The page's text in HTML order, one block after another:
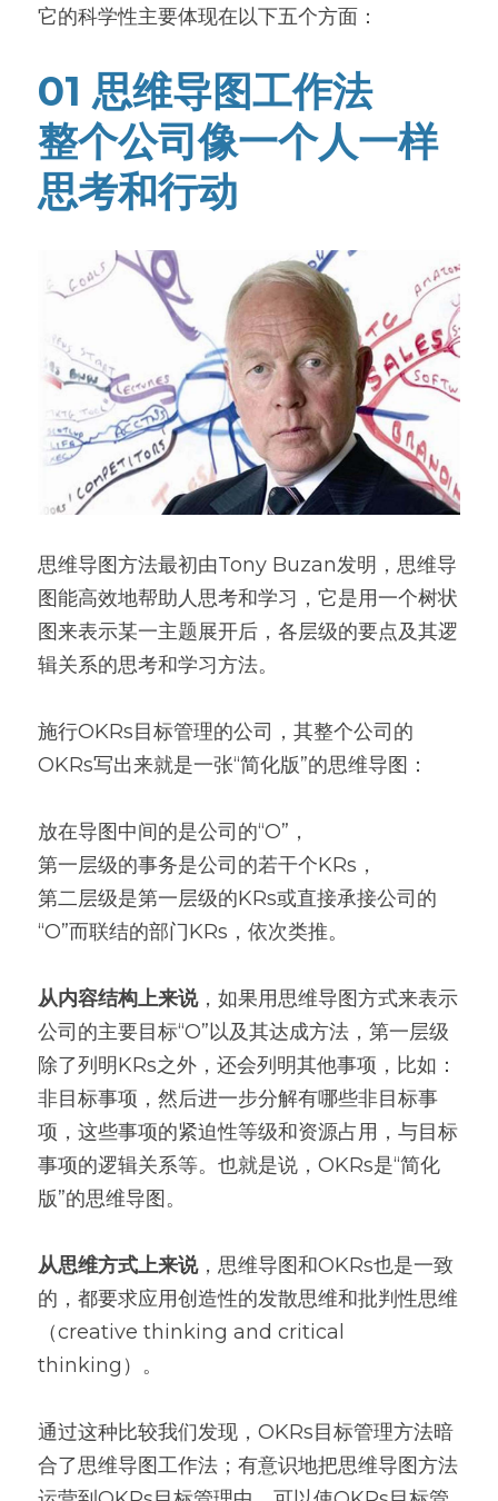
它的科学性主要体现在以下五个方面：
01 思维导图工作法
整个公司像一个人一样
思考和行动
思维导图方法最初由Tony Buzan发明，思维导
图能高效地帮助人思考和学习，它是用一个树状
图来表示某一主题展开后，各层级的要点及其逻
辑关系的思考和学习方法。
施行OKRs目标管理的公司，其整个公司的
OKRs写出来就是一张“简化版”的思维导图：
放在导图中间的是公司的“O”，
第一层级的事务是公司的若干个KRs，
第二层级是第一层级的KRs或直接承接公司的
“O”而联结的部门KRs，依次类推。
从内容结构上来说，如果用思维导图方式来表示
公司的主要目标“O”以及其达成方法，第一层级
除了列明KRs之外，还会列明其他事项，比如：
非目标事项，然后进一步分解有哪些非目标事
项，这些事项的紧迫性等级和资源占用，与目标
事项的逻辑关系等。也就是说，OKRs是“简化
版”的思维导图。
从思维方式上来说，思维导图和OKRs也是一致
的，都要求应用创造性的发散思维和批判性思维
（creative thinking and critical
thinking）。
通过这种比较我们发现，OKRs目标管理方法暗
合了思维导图工作法；有意识地把思维导图方法